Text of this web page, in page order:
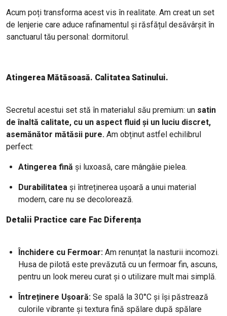
Acum poți transforma acest vis în realitate. Am creat un set
de lenjerie care aduce rafinamentul și răsfățul desăvârșit în
sanctuarul tău personal: dormitorul.
Atingerea Mătăsoasă. Calitatea Satinului.
Secretul acestui set stă în materialul său premium: un satin
de înaltă calitate, cu un aspect fluid și un luciu discret,
asemănător mătăsii pure. Am obținut astfel echilibrul
perfect:
Atingerea fină și luxoasă, care mângâie pielea.
Durabilitatea și întreținerea ușoară a unui material
modern, care nu se decolorează.
Detalii Practice care Fac Diferența
Închidere cu Fermoar: Am renunțat la nasturii incomozi.
Husa de pilotă este prevăzută cu un fermoar fin, ascuns,
pentru un look mereu curat și o utilizare mult mai simplă.
Întreținere Ușoară: Se spală la 30°C și își păstrează
culorile vibrante și textura fină spălare după spălare